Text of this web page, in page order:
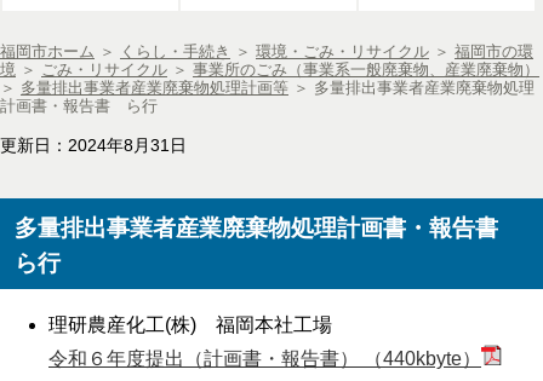
福岡市ホーム ＞ くらし・手続き ＞ 環境・ごみ・リサイクル ＞ 福岡市の環
境 ＞ ごみ・リサイクル ＞ 事業所のごみ（事業系一般廃棄物、産業廃棄物）
＞ 多量排出事業者産業廃棄物処理計画等 ＞ 多量排出事業者産業廃棄物処理
計画書・報告書 ら行
更新日：2024年8月31日
多量排出事業者産業廃棄物処理計画書・報告書
ら行
理研農産化工(株) 福岡本社工場
令和６年度提出（計画書・報告書） （440kbyte）